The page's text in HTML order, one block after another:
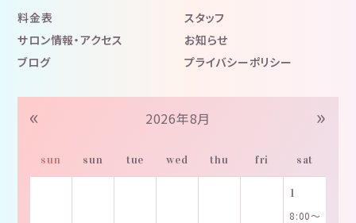
料金表
スタッフ
サロン情報・アクセス
お知らせ
ブログ
プライバシーポリシー
« 2026年8月 »
sun sun tue wed thu fri sat
1
8:00～